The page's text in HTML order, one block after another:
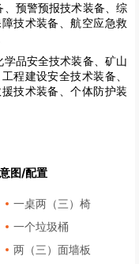
、预警预报技术装备、综
技术装备、航空应急救
学品安全技术装备、矿山
程建设安全技术装备、
技术装备、个体防护装
图/配置
一桌两（三）椅
一个垃圾桶
两（三）面墙板